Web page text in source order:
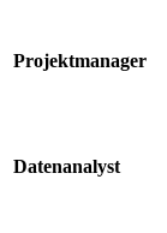
Projektmanager
Datenanalyst